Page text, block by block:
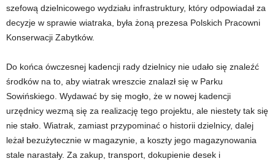
szefową dzielnicowego wydziału infrastruktury, który odpowiadał za
decyzje w sprawie wiatraka, była żoną prezesa Polskich Pracowni
Konserwacji Zabytków.
Do końca ówczesnej kadencji rady dzielnicy nie udało się znaleźć
środków na to, aby wiatrak wreszcie znalazł się w Parku
Sowińskiego. Wydawać by się mogło, że w nowej kadencji
urzędnicy wezmą się za realizację tego projektu, ale niestety tak się
nie stało. Wiatrak, zamiast przypominać o historii dzielnicy, dalej
leżał bezużytecznie w magazynie, a koszty jego magazynowania
stale narastały. Za zakup, transport, dokupienie desek i